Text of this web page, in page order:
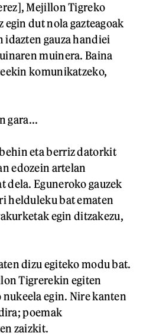
Mejillon Tigreko
dut nola gazteagoak
idazten gauza handiei
muinera. Baina
komunikatzeko,
gara...
eta berriz datorkit
edozein artelan
dela. Eguneroko gauzek
helduleku bat ematen
egin ditzakezu,
dizu egiteko modu bat.
Tigrerekin egiten
egin. Nire kanten
poemak
zaizkit.